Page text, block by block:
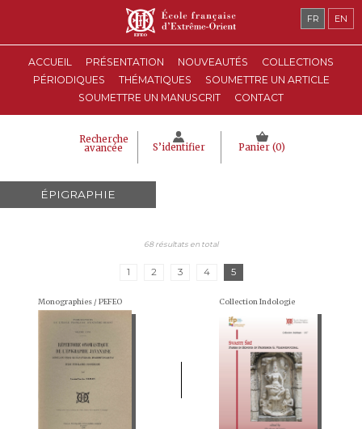
ACCUEIL PRÉSENTATION NOUVEAUTÉS
COLLECTIONS
PÉRIODIQUES
THÉMATIQUES
SOUMETTRE UN ARTICLE
SOUMETTRE UN MANUSCRIT
CONTACT
Recherche
avancée S’identifier Panier (0)
FR EN
ÉPIGRAPHIE
68 résultats en total
1 2 3 4 5
Monographies / PEFEO Collection Indologie